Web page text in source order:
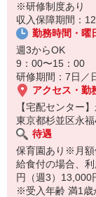
※研修制度あり
収入保障期間：
勤務時間・曜
週3からOK
9：00〜15：00
研修期間：7日／
アクセス・勤
【宅配センター
東京都杉並区永
待遇
保育園あり※月額
給食付の場合、
円（週3）
※受入年齢 満1